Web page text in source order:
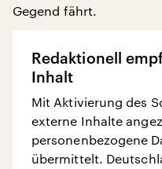
Gegend fährt.
Redaktionell
Inhalt
Mit Aktivierung des
externe Inhalte
personenbezogene
übermittelt.